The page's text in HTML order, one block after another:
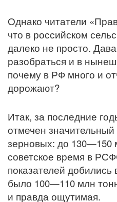
Однако читатели
что в российском
далеко не просто.
разобраться и в
почему в РФ много и
дорожают?
Итак, за последние
отмечен
зерновых: до 130—150
советское время в
показателей добились
было 100—110 млн
и правда ощутимая.